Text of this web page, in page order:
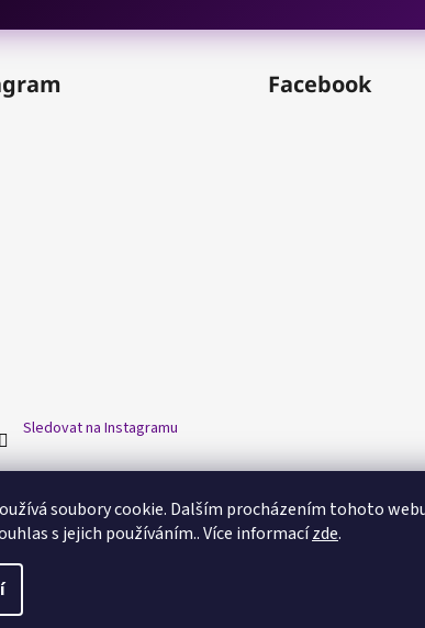
soubory cookie. Dalším procházením tohoto
s jejich používáním.. Více informacízde.
Sledovat na Instagramu
Facebook